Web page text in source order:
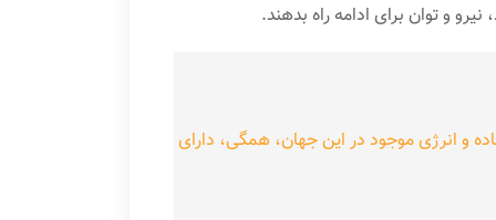
و توان برای ادامه راه بدهند.
و انرژی موجود در این جهان، همگی، دارای